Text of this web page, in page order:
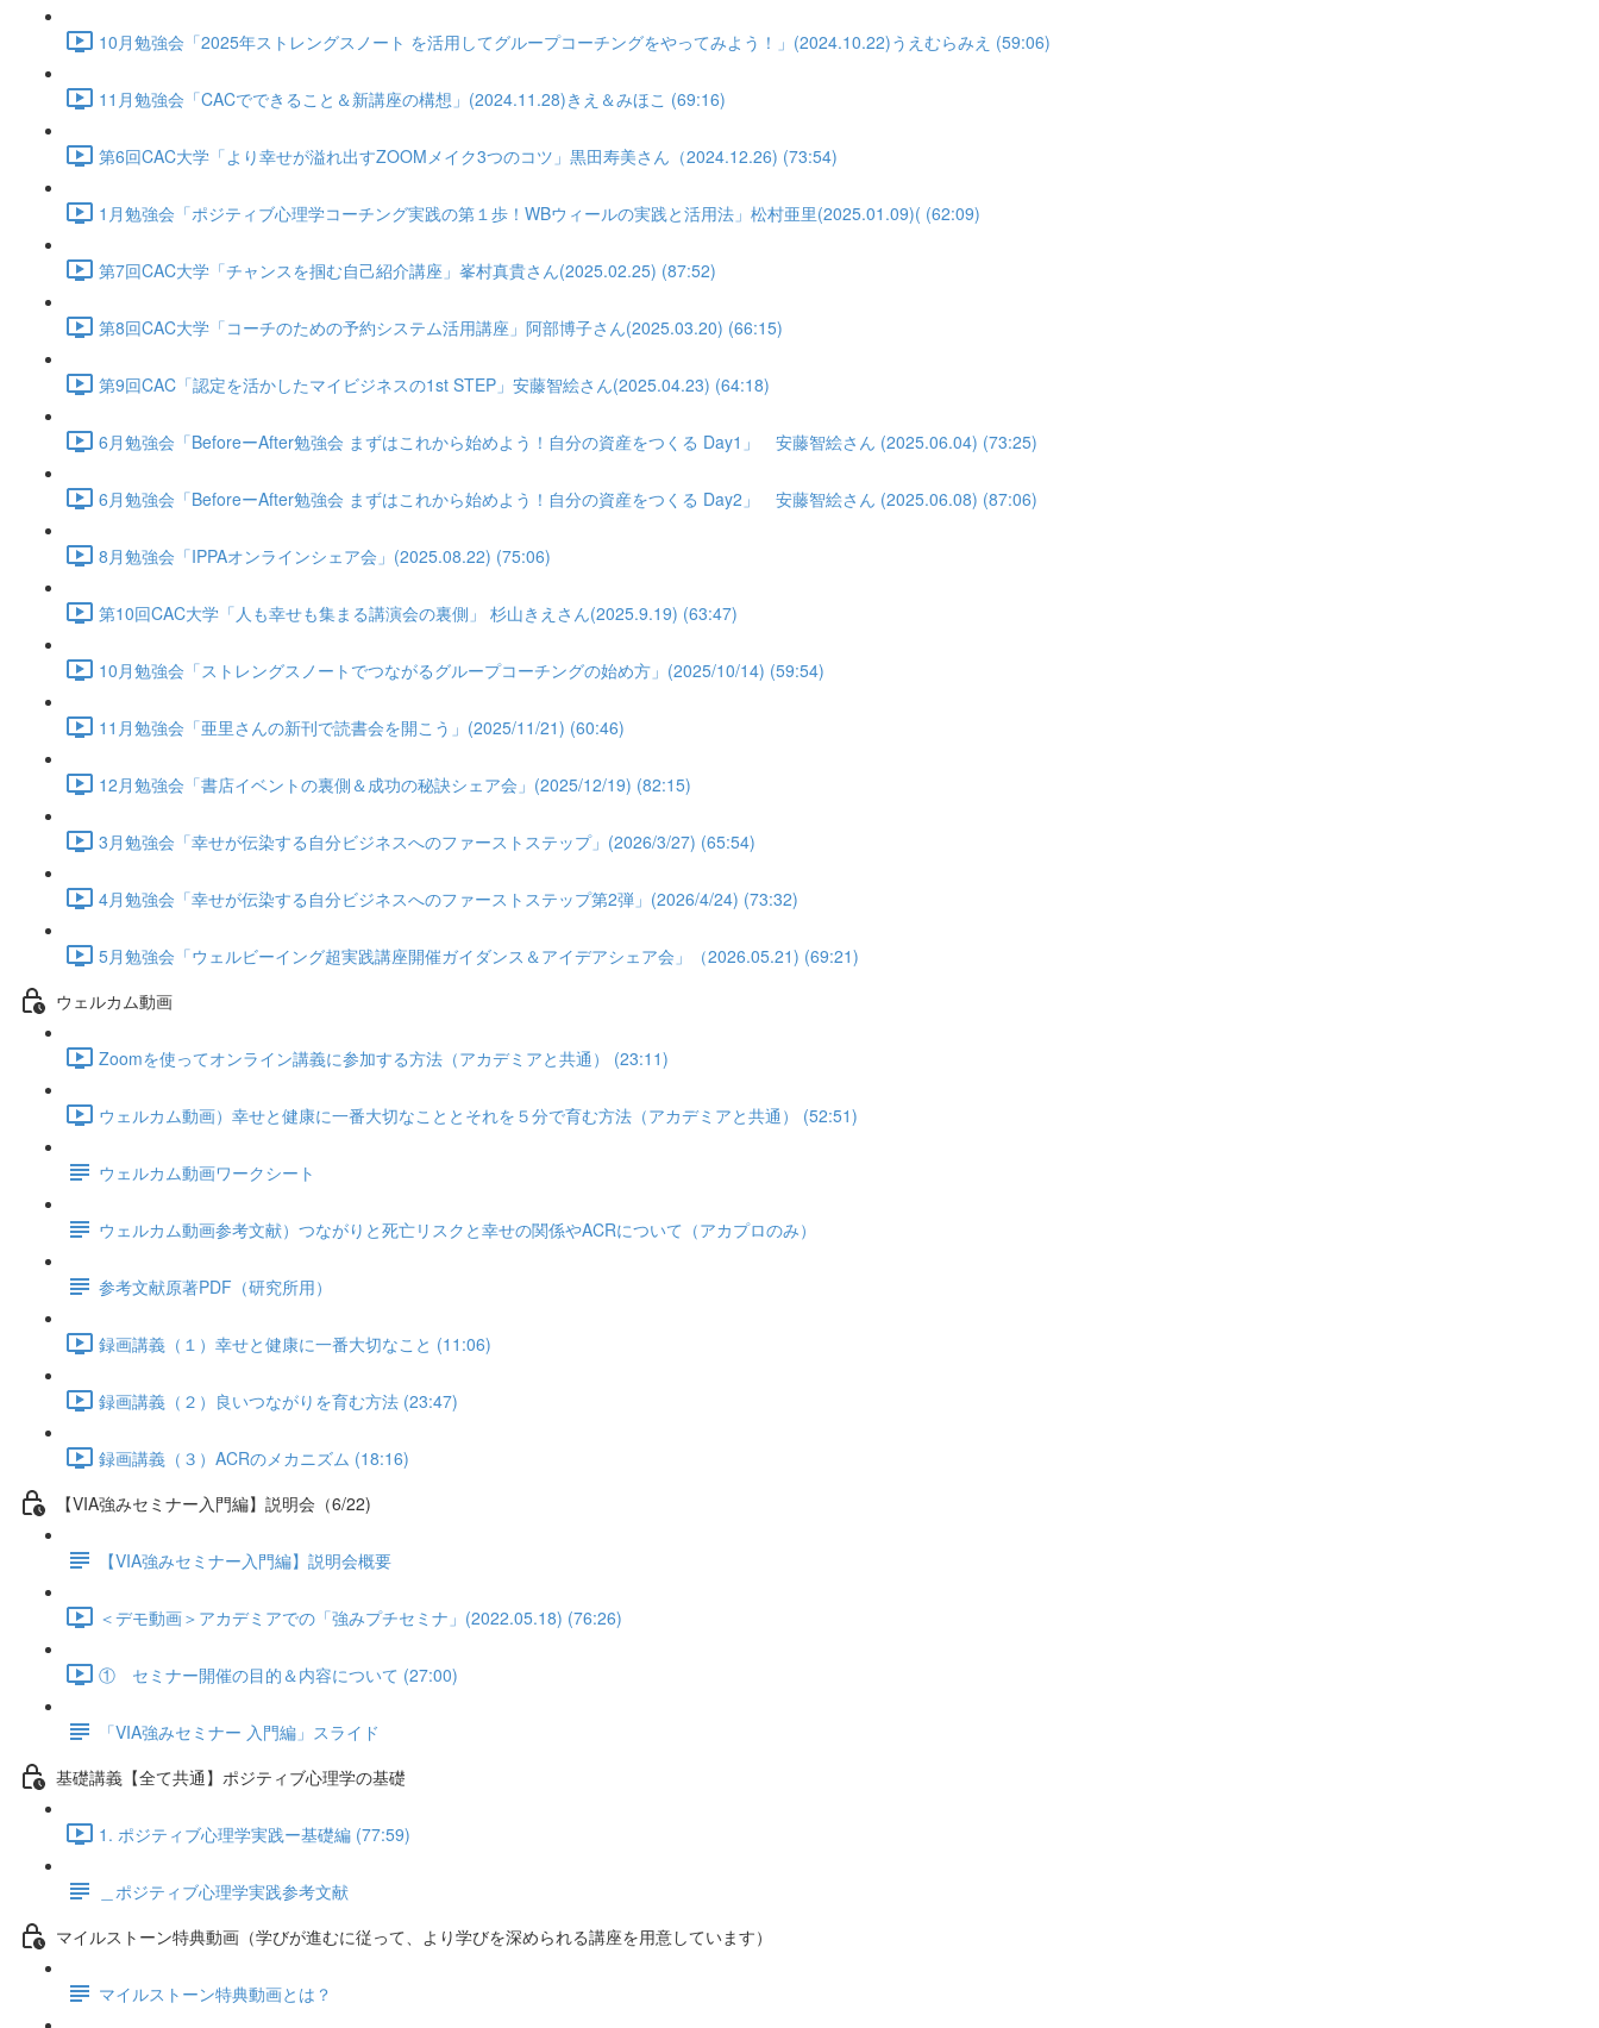
10月勉強会「2025年ストレングスノート を活用してグループコーチングをやってみよう！」(2024.10.22)うえむらみえ (59:06)
11月勉強会「CACでできること＆新講座の構想」(2024.11.28)きえ＆みほこ (69:16)
第6回CAC大学「より幸せが溢れ出すZOOMメイク3つのコツ」黒田寿美さん（2024.12.26) (73:54)
1月勉強会「ポジティブ心理学コーチング実践の第１歩！WBウィールの実践と活用法」松村亜里(2025.01.09)( (62:09)
第7回CAC大学「チャンスを掴む自己紹介講座」峯村真貴さん(2025.02.25) (87:52)
第8回CAC大学「コーチのための予約システム活用講座」阿部博子さん(2025.03.20) (66:15)
第9回CAC「認定を活かしたマイビジネスの1st STEP」安藤智絵さん(2025.04.23) (64:18)
6月勉強会「BeforeーAfter勉強会 まずはこれから始めよう！自分の資産をつくる Day1」 安藤智絵さん (2025.06.04) (73:25)
6月勉強会「BeforeーAfter勉強会 まずはこれから始めよう！自分の資産をつくる Day2」 安藤智絵さん (2025.06.08) (87:06)
8月勉強会「IPPAオンラインシェア会」(2025.08.22) (75:06)
第10回CAC大学「人も幸せも集まる講演会の裏側」 杉山きえさん(2025.9.19) (63:47)
10月勉強会「ストレングスノートでつながるグループコーチングの始め方」(2025/10/14) (59:54)
11月勉強会「亜里さんの新刊で読書会を開こう」(2025/11/21) (60:46)
12月勉強会「書店イベントの裏側＆成功の秘訣シェア会」(2025/12/19) (82:15)
3月勉強会「幸せが伝染する自分ビジネスへのファーストステップ」(2026/3/27) (65:54)
4月勉強会「幸せが伝染する自分ビジネスへのファーストステップ第2弾」(2026/4/24) (73:32)
5月勉強会「ウェルビーイング超実践講座開催ガイダンス＆アイデアシェア会」（2026.05.21) (69:21)
ウェルカム動画
Zoomを使ってオンライン講義に参加する方法（アカデミアと共通） (23:11)
ウェルカム動画）幸せと健康に一番大切なこととそれを５分で育む方法（アカデミアと共通） (52:51)
ウェルカム動画ワークシート
ウェルカム動画参考文献）つながりと死亡リスクと幸せの関係やACRについて（アカプロのみ）
参考文献原著PDF（研究所用）
録画講義（１）幸せと健康に一番大切なこと (11:06)
録画講義（２）良いつながりを育む方法 (23:47)
録画講義（３）ACRのメカニズム (18:16)
【VIA強みセミナー入門編】説明会（6/22)
【VIA強みセミナー入門編】説明会概要
＜デモ動画＞アカデミアでの「強みプチセミナ」(2022.05.18) (76:26)
① セミナー開催の目的＆内容について (27:00)
「VIA強みセミナー 入門編」スライド
基礎講義【全て共通】ポジティブ心理学の基礎
1. ポジティブ心理学実践ー基礎編 (77:59)
＿ポジティブ心理学実践参考文献
マイルストーン特典動画（学びが進むに従って、より学びを深められる講座を用意しています）
マイルストーン特典動画とは？